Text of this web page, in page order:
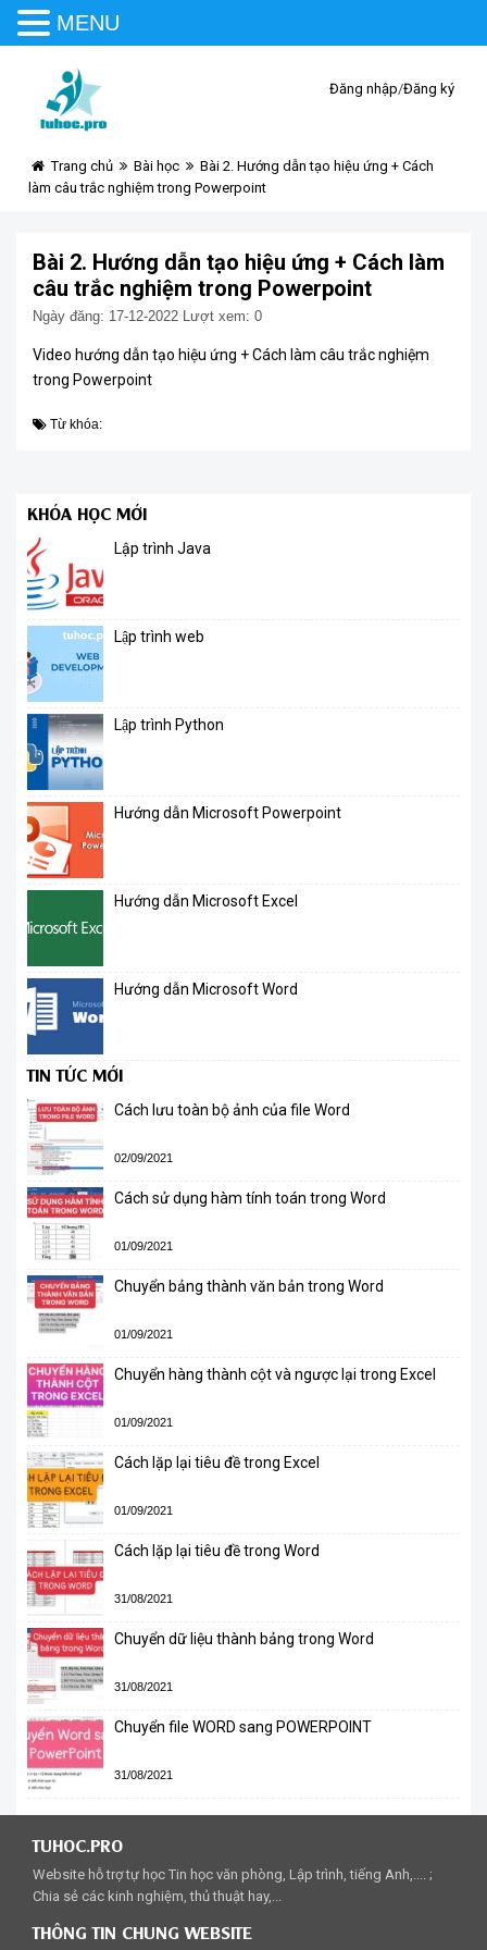
Đăng nhập/Đăng ký
Trang chủ Bài học
Bài 2. Hướng dẫn tạo hiệu ứng + Cách
làm câu trắc nghiệm trong Powerpoint
Bài 2. Hướng dẫn tạo hiệu ứng + Cách làm
câu trắc nghiệm trong Powerpoint
Ngày đăng: 17-12-2022 Lượt xem: 0
Video hướng dẫn tạo hiệu ứng + Cách làm câu trắc nghiệm
trong Powerpoint
Từ khóa:
KHÓA HỌC MỚI
Lập trình Java
Lập trình web
Lập trình Python
Hướng dẫn Microsoft Powerpoint
Hướng dẫn Microsoft Excel
Hướng dẫn Microsoft Word
TIN TỨC MỚI
Cách lưu toàn bộ ảnh của file Word
02/09/2021
Cách sử dụng hàm tính toán trong Word
01/09/2021
Chuyển bảng thành văn bản trong Word
01/09/2021
Chuyển hàng thành cột và ngược lại trong Excel
01/09/2021
Cách lặp lại tiêu đề trong Excel
01/09/2021
Cách lặp lại tiêu đề trong Word
31/08/2021
Chuyển dữ liệu thành bảng trong Word
31/08/2021
Chuyển file WORD sang POWERPOINT
31/08/2021
TUHOC.PRO
Website hỗ trợ tự học Tin học văn phòng, Lập trình, tiếng Anh,.... ;
Chia sẻ các kinh nghiệm, thủ thuật hay,...
THÔNG TIN CHUNG WEBSITE
MENU